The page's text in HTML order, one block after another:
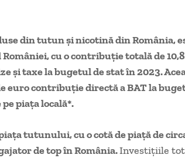
din tutun și nicotină din România,
cu o contribuție totală de 10,8
și taxe la bugetul de stat în 2023.
euro contribuție directă a BAT la
piața locală*.
tutunului, cu o cotă de piață de
de top în România.Investițiile